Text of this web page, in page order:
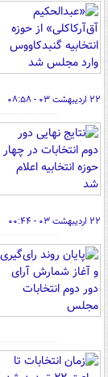
۲۲ اردیبهشت ۰۳ - ۰۸:۵۸
۲۲ اردیبهشت ۰۳ - ۰۰:۴۴